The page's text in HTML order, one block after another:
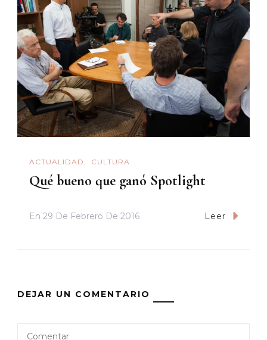
ACTUALIDAD CULTURA
Qué bueno que ganó Spotlight
En 29 De Febrero De 2016 Leer
DEJAR UN COMENTARIO